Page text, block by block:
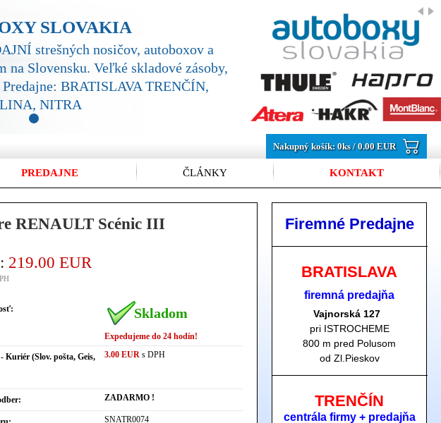
SLOVAKIA
strešných nosičov, autoboxov a
na Slovensku. Veľké skladové zásoby,
BRATISLAVA TRENČÍN,
NITRA
Nakupný košík:0ks /0.00 EUR
PREDAJNE ČLÁNKY KONTAKT
RENAULT Scénic III
219.00 EUR
Skladom
Expedujeme do 24 hodín!
Kuriér (Slov. pošta, Geis, 3.00 EUR s DPH
ZADARMO !
SNATR0074
Firemné Predajne
BRATISLAVA
firemná predajňa
Vajnorská 127
pri ISTROCHEME
800 m pred Polusom
od Zl.Pieskov
TRENČÍN
centrála firmy + predajňa